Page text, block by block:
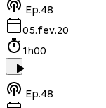
Ep.48
05.fev.20
1h00
Ep.48